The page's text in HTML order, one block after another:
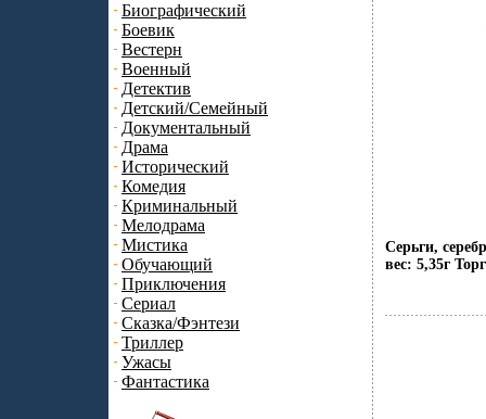
Биографический
Боевик
Вестерн
Военный
Детектив
Детский/Семейный
Документальный
Драма
Исторический
Комедия
Криминальный
Мелодрама
Мистика
Обучающий
Приключения
Сериал
Сказка/Фэнтези
Триллер
Ужасы
Фантастика
Серьги,
вес: 5,35г